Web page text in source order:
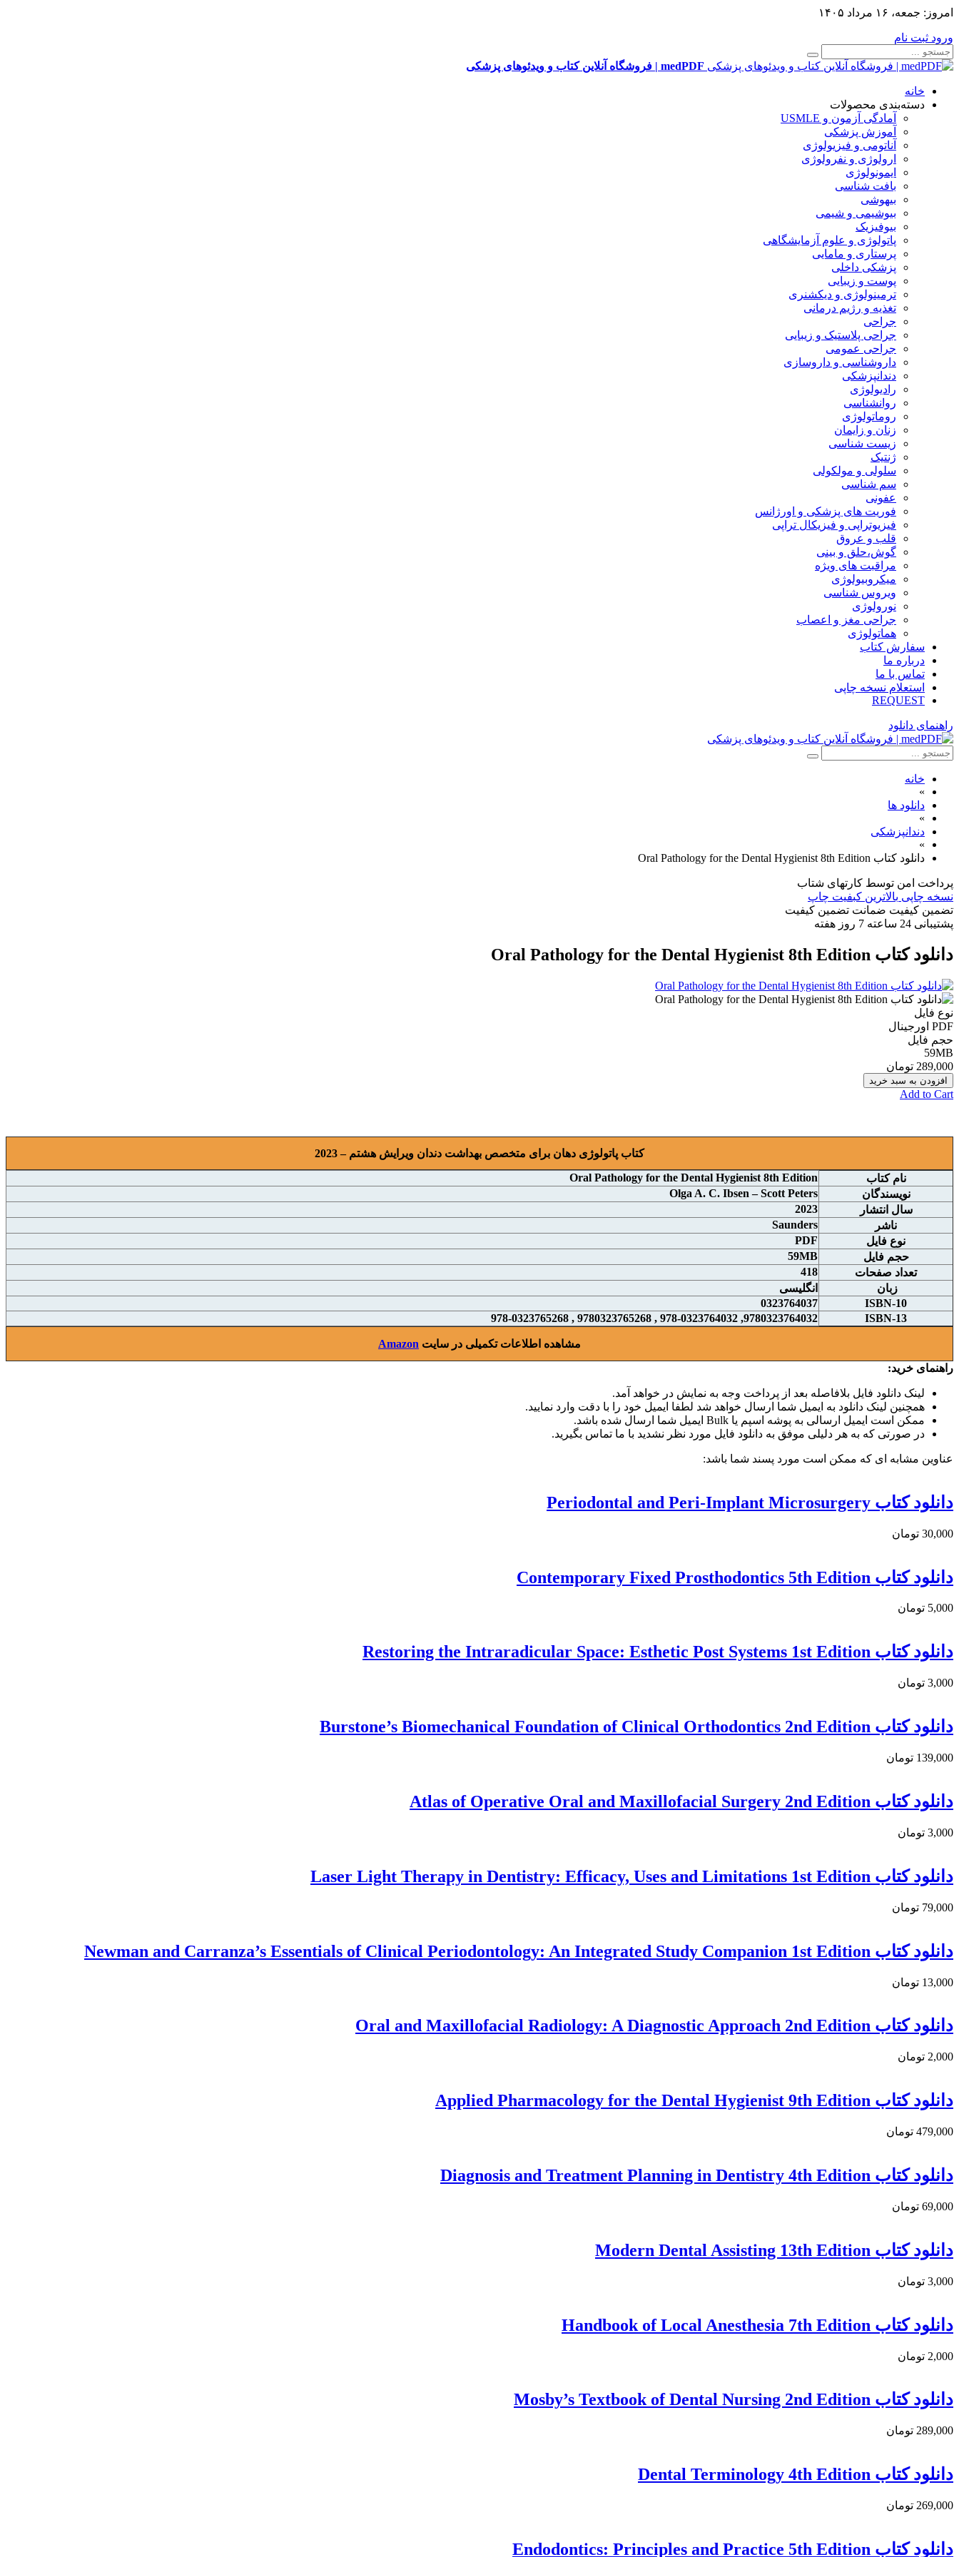
امروز: جمعه، ۱۶ مرداد ۱۴۰۵
ورود ثبت نام
medPDF | فروشگاه آنلاین کتاب و ویدئوهای پزشکی
خانه
دسته‌بندی محصولات
آمادگی آزمون و USMLE
آموزش پزشکی
آناتومی و فیزیولوژی
ارولوژی و نفرولوژی
ایمونولوژی
بافت شناسی
بیهوشی
بیوشیمی و شیمی
بیوفیزیک
پاتولوژی و علوم آزمایشگاهی
پرستاری و مامایی
پزشکی داخلی
پوست و زیبایی
ترمینولوژی و دیکشنری
تغذیه و رژیم درمانی
جراحی
جراحی پلاستیک و زیبایی
جراحی عمومی
داروشناسی و داروسازی
دندانپزشکی
رادیولوژی
روانشناسی
روماتولوژی
زنان و زایمان
زیست شناسی
ژنتیک
سلولی و مولکولی
سم شناسی
عفونی
فوریت های پزشکی و اورژانس
فیزیوتراپی و فیزیکال تراپی
قلب و عروق
گوش،حلق و بینی
مراقبت های ویژه
میکروبیولوژی
ویروس شناسی
نورولوژی
جراحی مغز و اعصاب
هماتولوژی
سفارش کتاب
درباره ما
تماس با ما
استعلام نسخه چاپی
REQUEST
راهنمای دانلود
خانه
»
دانلود ها
»
دندانپزشکی
»
دانلود کتاب Oral Pathology for the Dental Hygienist 8th Edition
پرداخت امن توسط کارتهای شتاب
نسخه چاپی بالاترین کبفیت چاپ
تضمین کیفیت ضمانت تضمین کیفیت
پشتیبانی 24 ساعته 7 روز هفته
دانلود کتاب Oral Pathology for the Dental Hygienist 8th Edition
نوع فایل
PDF اورجينال
حجم فایل
59MB
289,000 تومان
افزودن به سبد خرید
Add to Cart
کتاب پاتولوژی دهان برای متخصص بهداشت دندان ویرایش هشتم – 2023
نام کتاب
Oral Pathology for the Dental Hygienist 8th Edition
نويسندگان
Olga A. C. Ibsen – Scott Peters
سال انتشار
2023
ناشر
Saunders
نوع فايل
PDF
حجم فايل
59MB
تعداد صفحات
418
زبان
انگلیسی
ISBN-10
0323764037
ISBN-13
9780323764032, 978-0323764032 , 9780323765268 , 978-0323765268
مشاهده اطلاعات تکمیلی در سایت Amazon
راهنمای خرید:
لینک دانلود فایل بلافاصله بعد از پرداخت وجه به نمایش در خواهد آمد.
همچنین لینک دانلود به ایمیل شما ارسال خواهد شد لطفا ایمیل خود را با دقت وارد نمایید.
ممکن است ایمیل ارسالی به پوشه اسپم یا Bulk ایمیل شما ارسال شده باشد.
در صورتی که به هر دلیلی موفق به دانلود فایل مورد نظر نشدید با ما تماس بگیرید.
عناوین مشابه ای که ممکن است مورد پسند شما باشد:
دانلود کتاب Periodontal and Peri-Implant Microsurgery
30,000 تومان
دانلود کتاب Contemporary Fixed Prosthodontics 5th Edition
5,000 تومان
دانلود كتاب Restoring the Intraradicular Space: Esthetic Post Systems 1st Edition
3,000 تومان
دانلود كتاب Burstone’s Biomechanical Foundation of Clinical Orthodontics 2nd Edition
139,000 تومان
دانلود كتاب Atlas of Operative Oral and Maxillofacial Surgery 2nd Edition
3,000 تومان
دانلود کتاب Laser Light Therapy in Dentistry: Efficacy, Uses and Limitations 1st Edition
79,000 تومان
دانلود كتاب Newman and Carranza’s Essentials of Clinical Periodontology: An Integrated Study Companion 1st Edition
13,000 تومان
دانلود کتاب Oral and Maxillofacial Radiology: A Diagnostic Approach 2nd Edition
2,000 تومان
دانلود کتاب Applied Pharmacology for the Dental Hygienist 9th Edition
479,000 تومان
دانلود کتاب Diagnosis and Treatment Planning in Dentistry 4th Edition
69,000 تومان
دانلود كتاب Modern Dental Assisting 13th Edition
3,000 تومان
دانلود کتاب Handbook of Local Anesthesia 7th Edition
2,000 تومان
دانلود کتاب Mosby’s Textbook of Dental Nursing 2nd Edition
289,000 تومان
دانلود کتاب Dental Terminology 4th Edition
269,000 تومان
دانلود کتاب Endodontics: Principles and Practice 5th Edition